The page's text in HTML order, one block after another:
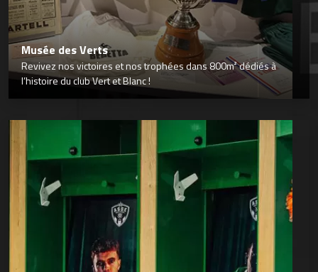
Musée des Verts
Revivez nos victoires et nos trophées dans 800m² dédiés à
l’histoire du club Vert et Blanc !